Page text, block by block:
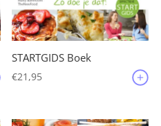
STARTGIDS Boek
€21,95